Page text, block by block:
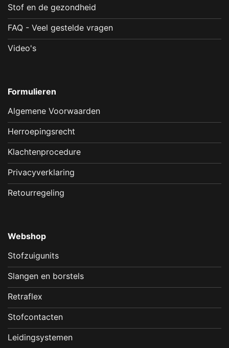
Stof en de gezondheid
FAQ - Veel gestelde vragen
Video's
Formulieren
Algemene Voorwaarden
Herroepingsrecht
Klachtenprocedure
Privacyverklaring
Retourregeling
Webshop
Stofzuigunits
Slangen en borstels
Retraflex
Stofcontacten
Leidingsystemen